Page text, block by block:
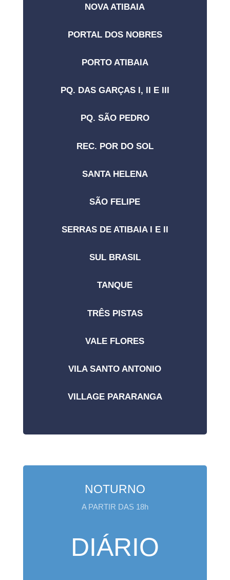
NOVA ATIBAIA
PORTAL DOS NOBRES
PORTO ATIBAIA
PQ. DAS GARÇAS I, II E III
PQ. SÃO PEDRO
REC. POR DO SOL
SANTA HELENA
SÃO FELIPE
SERRAS DE ATIBAIA I E II
SUL BRASIL
TANQUE
TRÊS PISTAS
VALE FLORES
VILA SANTO ANTONIO
VILLAGE PARARANGA
NOTURNO
A PARTIR DAS 18h
DIÁRIO